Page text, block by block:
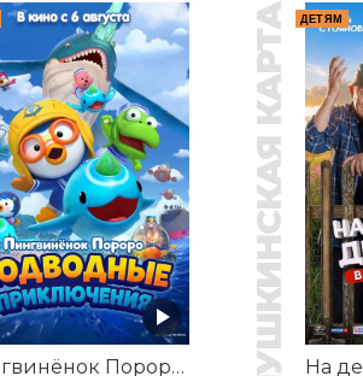
Пингвинёнок Пороро. Подводные приключения ПУШКИНСКАЯ КАРТА ДЕТЯМ